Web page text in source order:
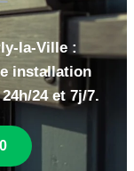
la-Ville :
installation
24 et 7j/7.